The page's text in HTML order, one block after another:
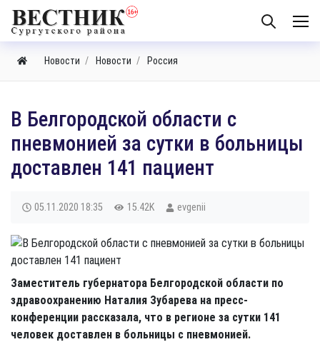
Новости Новости Россия
В Белгородской области с
пневмонией за сутки в больницы
доставлен 141 пациент
05.11.2020 18:35 15.42K evgenii
Заместитель губернатора Белгородской области по
здравоохранению Наталия Зубарева на пресс-
конференции рассказала, что в регионе за сутки 141
человек доставлен в больницы с пневмонией.